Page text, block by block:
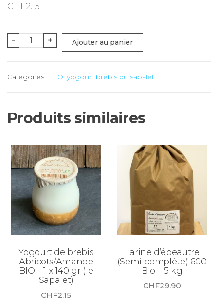
CHF2.15
-
quantité
de
BIO
1
x
140
gr
Sapalet)
+ Ajouter au panier
Catégories : BIO, yogourt brebis du sapalet
Produits similaires
Yogourt de brebis
Abricots/Amande
BIO – 1 x 140 gr (le
Sapalet)
CHF2.15
Farine d’épeautre
(Semi-complète) 600
Bio – 5 kg
CHF29.90